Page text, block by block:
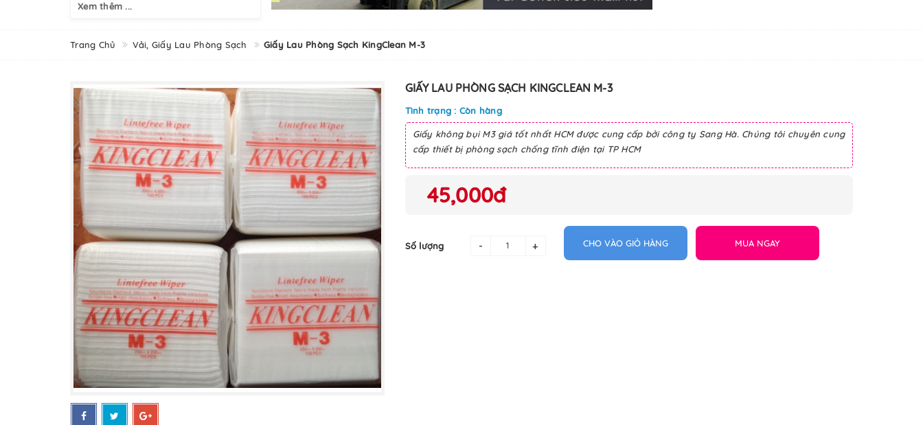
Xem thêm ...
Trang Chủ Vải, Giấy Lau Phòng Sạch Giấy Lau Phòng Sạch KingClean M-3
GIẤY LAU PHÒNG SẠCH KINGCLEAN M-3
Tình trạng : Còn hàng
Giấy không bụi M3 giá tốt nhất HCM được cung cấp bởi công ty Sang Hà. Chúng tôi chuyên cung
cấp thiết bị phòng sạch chống tĩnh điện tại TP HCM
45,000đ
Số lượng - + CHO VÀO GIỎ HÀNG MUA NGAY